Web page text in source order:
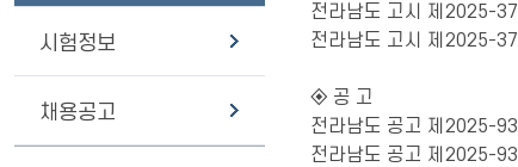
시험정보
채용공고
전라남도 고시 제2025-
전라남도 고시 제2025-
◈ 공 고
전라남도 공고 제2025-
전라남도 공고 제2025-